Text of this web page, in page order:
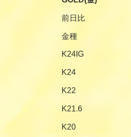
前日比
金種
K24IG
K24
K22
K21.6
K20